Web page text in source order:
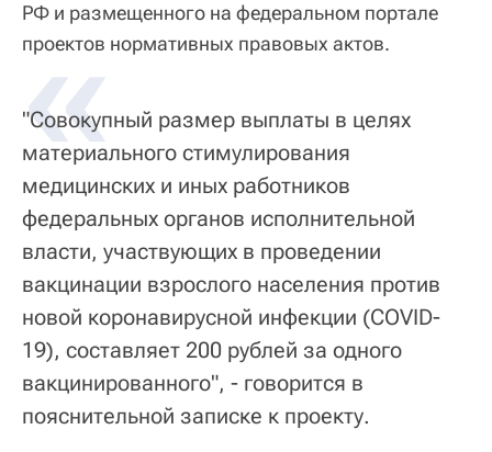
РФ и размещенного на федеральном портале
проектов нормативных правовых актов.
«
"Совокупный размер выплаты в целях
материального стимулирования
медицинских и иных работников
федеральных органов исполнительной
власти, участвующих в проведении
вакцинации взрослого населения против
новой коронавирусной инфекции (COVID-
19), составляет 200 рублей за одного
вакцинированного", - говорится в
пояснительной записке к проекту.